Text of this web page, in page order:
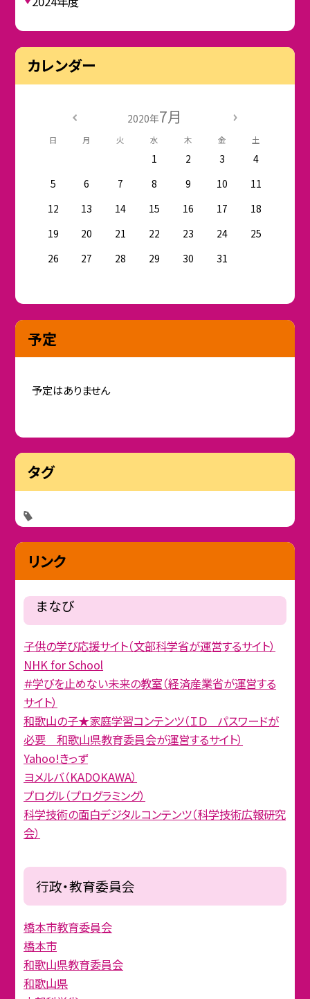
カレンダー
2020年7月
日 月 火 水 木 金 土
1 2 3
4
5
6 7 8 9 10
11
12
13 14 15 16 17
18
19
20 21 22 23 24
25
26
27 28 29 30 31
予定
予定はありません
タグ
リンク
まなび
子供の学び応援サイト（文部科学省が運営するサイト）
NHK for School
＃学びを止めない未来の教室（経済産業省が運営する
サイト）
和歌山の子★家庭学習コンテンツ（ＩＤ パスワードが
必要 和歌山県教育委員会が運営するサイト）
Yahoo!きっず
ヨメルバ（KADOKAWA）
プログル（プログラミング）
科学技術の面白デジタルコンテンツ（科学技術広報研究
会）
行政・教育委員会
橋本市教育委員会
橋本市
和歌山県教育委員会
和歌山県